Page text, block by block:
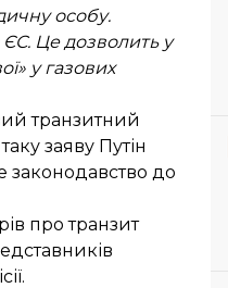
особу.
Це дозволить у
у газових
транзитний
заяву Путін
законодавство до
про транзит